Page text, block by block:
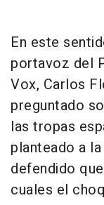
En este
portavoz del
Vox, Carlos
preguntado
las tropas
planteado a
defendido
cuales el